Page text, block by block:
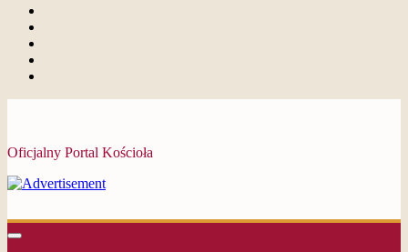
Oficjalny Portal Kościoła